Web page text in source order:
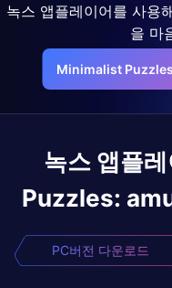
녹스 앱플레이어를 사용
을 마
Minimalist
녹스 앱플
Puzzles:
PC버전 다운로드